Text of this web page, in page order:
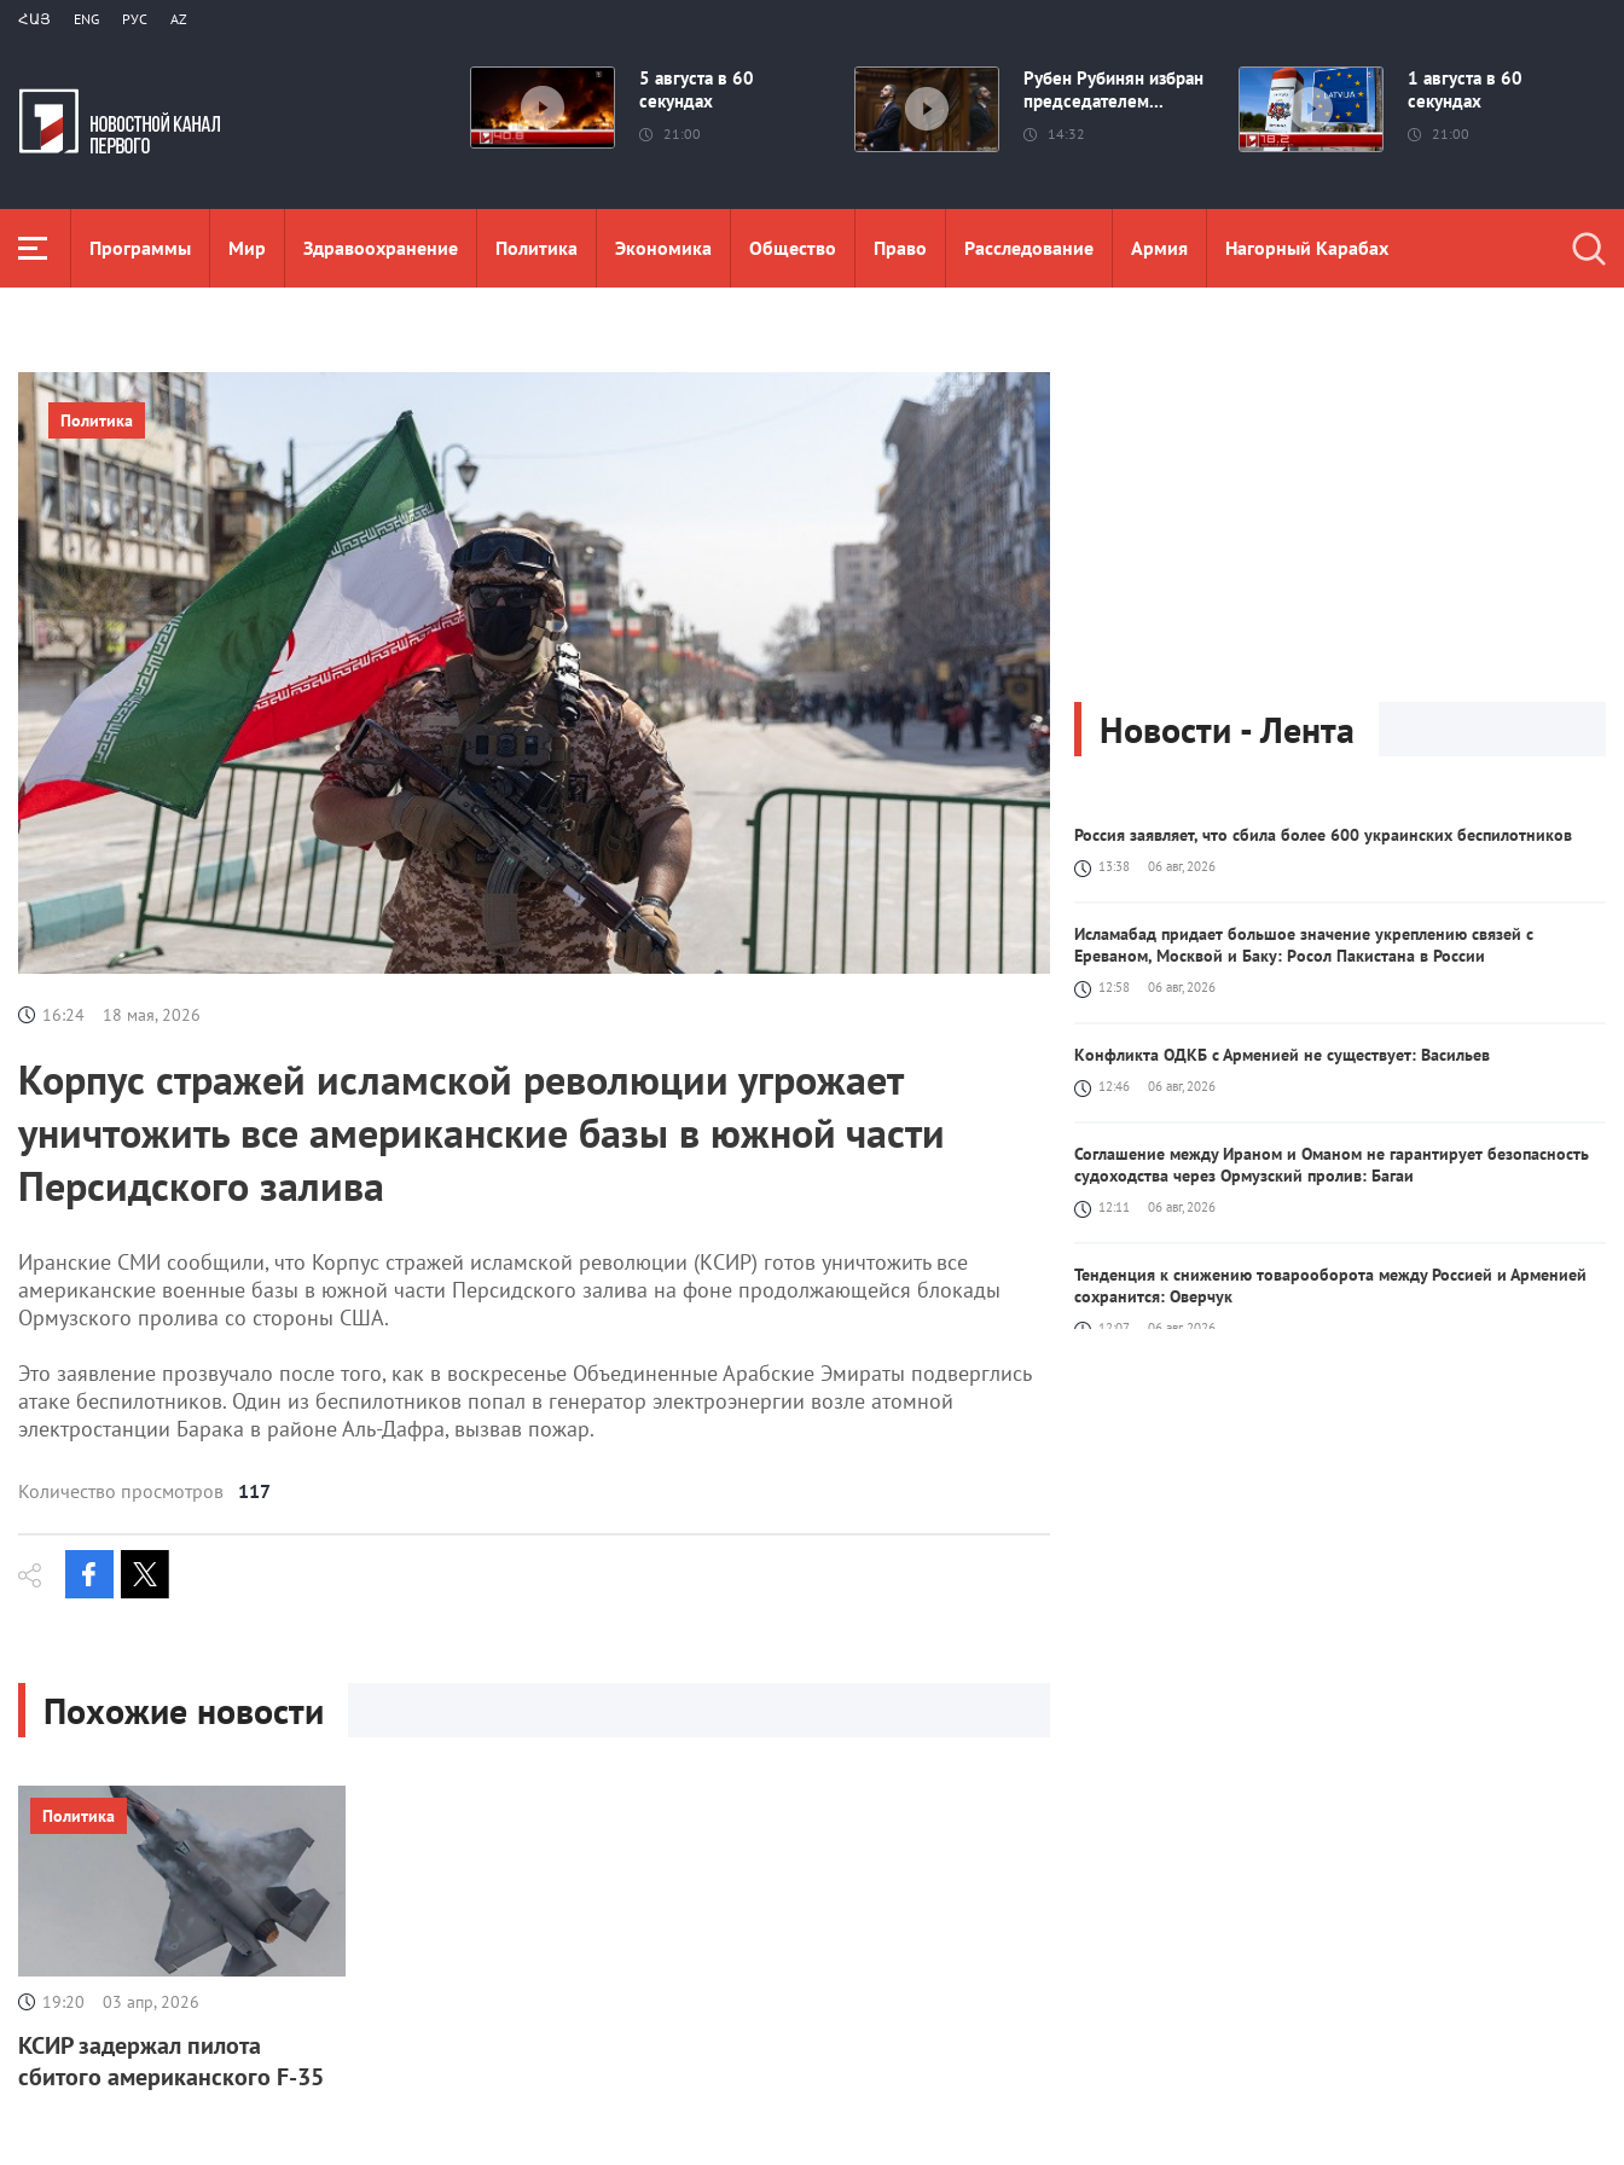
ՀԱՅ ENG РУС AZ
5 августа в 60
секундах
21:00
Рубен Рубинян избран
председателем...
14:32
1 августа в 60
секундах
21:00
Программы Мир Здравоохранение Политика Экономика Общество Право Расследование Aрмия Нагорный Карабах
Политика
16:24 18 мая, 2026
Корпус стражей исламской революции угрожает
уничтожить все американские базы в южной части
Персидского залива
Иранские СМИ сообщили, что Корпус стражей исламской революции (КСИР) готов уничтожить все
американские военные базы в южной части Персидского залива на фоне продолжающейся блокады
Ормузского пролива со стороны США.
Это заявление прозвучало после того, как в воскресенье Объединенные Арабские Эмираты подверглись
атаке беспилотников. Один из беспилотников попал в генератор электроэнергии возле атомной
электростанции Барака в районе Аль-Дафра, вызвав пожар.
Количество просмотров 117
Похожие новости
19:20 03 апр, 2026
КСИР задержал пилота
сбитого американского F-35
Политика
Новости - Лента
Россия заявляет, что сбила более 600 украинских беспилотников
13:38 06 авг, 2026
Исламабад придает большое значение укреплению связей с
Ереваном, Москвой и Баку: Pосол Пакистана в России
12:58 06 авг, 2026
Kонфликта ОДКБ с Арменией не существует: Васильев
12:46 06 авг, 2026
Соглашение между Ираном и Оманом не гарантирует безопасность
судоходства через Ормузский пролив: Багаи
12:11 06 авг, 2026
Тенденция к снижению товарооборота между Россией и Арменией
сохранится: Оверчук
12:07 06 авг, 2026